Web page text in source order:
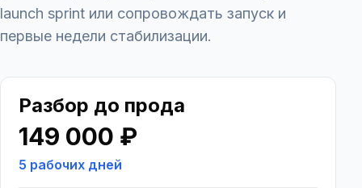
launch sprint или сопровождать запуск и
первые недели стабилизации.
Разбор до прода
149 000 ₽
5 рабочих дней